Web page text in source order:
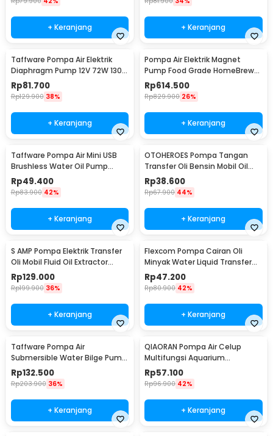
+ Keranjang + Keranjang
Taffware Pompa Air Elektrik
Diaphragm Pump 12V 72W 130
PSI - DP-538
Rp81.700
Rp129.900 38%
+ Keranjang
Pompa Air Elektrik Magnet
Pump Food Grade HomeBrew
Wine 10W 19L/Min - MP-15RM
Rp614.500
Rp829.900 26%
+ Keranjang
Taffware Pompa Air Mini USB
Brushless Water Oil Pump
Submersible 5V - QR30A
Rp49.400
Rp83.900 42%
+ Keranjang
OTOHEROES Pompa Tangan
Transfer Oli Bensin Mobil Oil
Pump - NC01
Rp38.600
Rp67.900 44%
+ Keranjang
S AMP Pompa Elektrik Transfer
Oli Mobil Fluid Oil Extractor
Pump 12V - A3
Rp129.000
Rp199.900 36%
+ Keranjang
Flexcom Pompa Cairan Oli
Minyak Water Liquid Transfer
Pump - JT-600
Rp47.200
Rp80.900 42%
+ Keranjang
Taffware Pompa Air
Submersible Water Bilge Pump
12V - BL-2512SI
Rp132.500
Rp203.900 36%
+ Keranjang
QIAORAN Pompa Air Celup
Multifungsi Aquarium
Submersible Pump 5V 2.4W -
QR50A
Rp57.100
Rp96.900 42%
+ Keranjang